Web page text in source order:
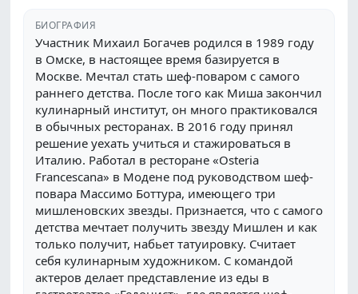
БИОГРАФИЯ
Участник Михаил Богачев родился в 1989 году
в Омске, в настоящее время базируется в
Москве. Мечтал стать шеф-поваром с самого
раннего детства. После того как Миша закончил
кулинарный институт, он много практиковался
в обычных ресторанах. В 2016 году принял
решение уехать учиться и стажироваться в
Италию. Работал в ресторане «Osteria
Francescana» в Модене под руководством шеф-
повара Массимо Боттура, имеющего три
мишленовских звезды. Признается, что с самого
детства мечтает получить звезду Мишлен и как
только получит, набьет татуировку. Считает
себя кулинарным художником. С командой
актеров делает представление из еды в